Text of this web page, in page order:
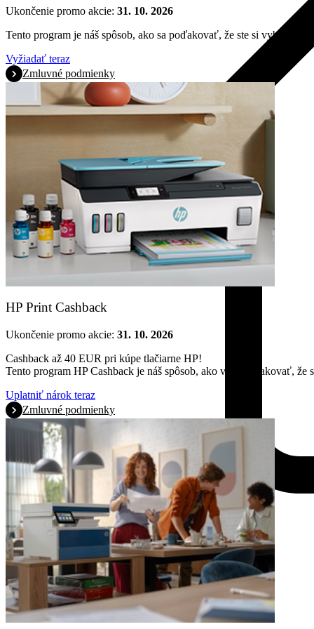
Produkty
Ukončenie promo akcie: 31. 10. 2026
Tento program je náš spôsob, ako sa poďakovať, že ste si vybrali HP.
Vyžiadať teraz
Zmluvné podmienky
HP Print Cashback
Ukončenie promo akcie: 31. 10. 2026
Cashback až 40 EUR pri kúpe tlačiarne HP!
Tento program HP Cashback je náš spôsob, ako vám poďakovať, že
Uplatniť nárok teraz
Zmluvné podmienky